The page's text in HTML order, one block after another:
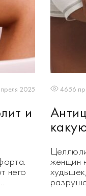
2025
и
него
4656
женщин